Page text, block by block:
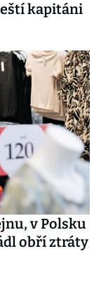
kapitáni
v Polsku
obří ztráty